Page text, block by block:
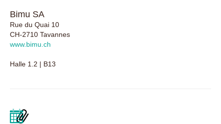
Bimu SA
Rue du Quai 10
CH-2710 Tavannes
www.bimu.ch
Halle 1.2 | B13